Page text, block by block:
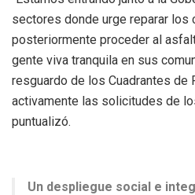
sectores donde urge reparar los
posteriormente proceder al
gente viva tranquila en sus
resguardo de los Cuadrantes de
activamente las solicitudes de
puntualizó.
Un despliegue social e